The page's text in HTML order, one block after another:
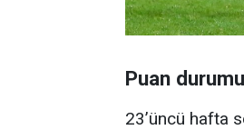
Puan
23’üncü hafta